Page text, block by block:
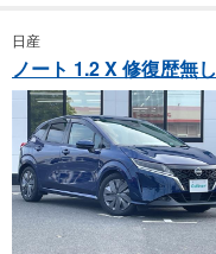
日産
ノート 1.2 X 修復歴無し